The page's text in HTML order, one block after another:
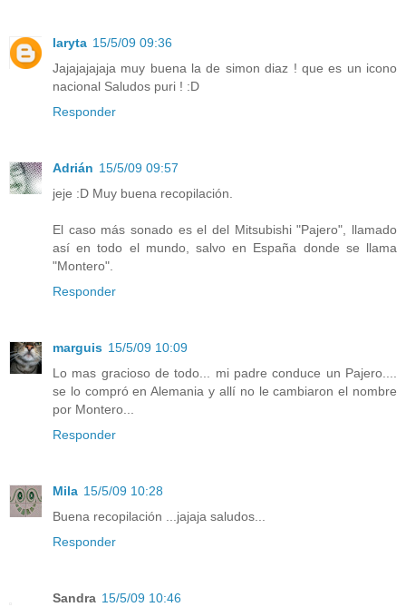
laryta 15/5/09 09:36
Jajajajajaja muy buena la de simon diaz ! que es un icono
nacional Saludos puri ! :D
Responder
Adrián 15/5/09 09:57
jeje :D Muy buena recopilación.
El caso más sonado es el del Mitsubishi "Pajero", llamado
así en todo el mundo, salvo en España donde se llama
"Montero".
Responder
marguis 15/5/09 10:09
Lo mas gracioso de todo... mi padre conduce un Pajero....
se lo compró en Alemania y allí no le cambiaron el nombre
por Montero...
Responder
Mila 15/5/09 10:28
Buena recopilación ...jajaja saludos...
Responder
Sandra 15/5/09 10:46